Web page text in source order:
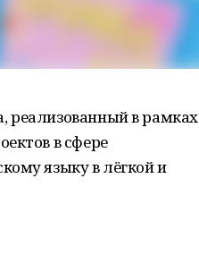
реализованный в рамках
в сфере
языку в лёгкой и